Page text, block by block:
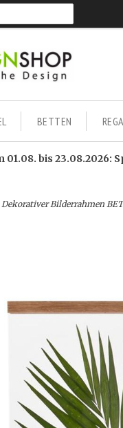
BETTEN
01.08. bis
Dekorativer Bilderrahmen